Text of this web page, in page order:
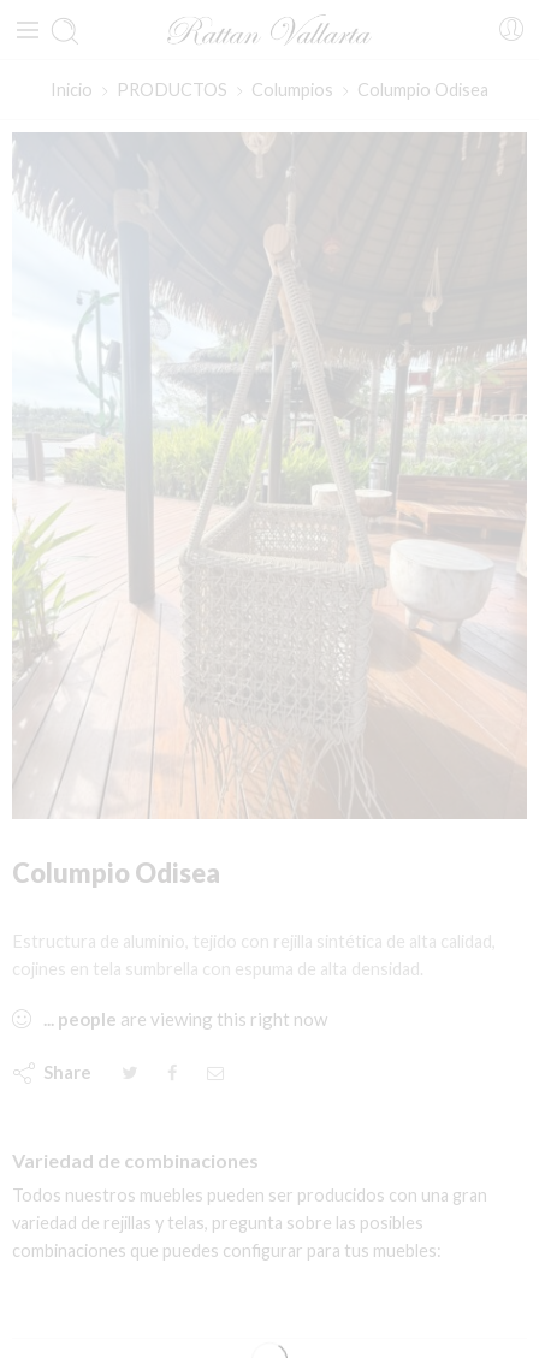
Inicio PRODUCTOS Columpios Columpio Odisea
Columpio Odisea
Estructura de aluminio, tejido con rejilla sintética de alta calidad,
cojines en tela sumbrella con espuma de alta densidad.
... people are viewing this right now
Share
Variedad de combinaciones
Todos nuestros muebles pueden ser producidos con una gran
variedad de rejillas y telas, pregunta sobre las posibles
combinaciones que puedes configurar para tus muebles: